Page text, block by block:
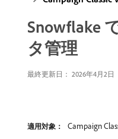
Snowflake
タ管理
最終更新日： 2026年4月2日
適用対象： Campaign